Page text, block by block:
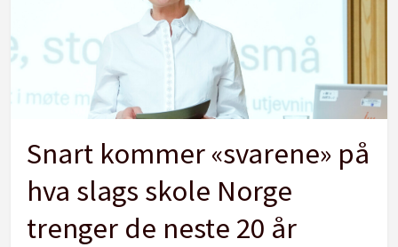
Snart kommer «svarene» på
hva slags skole Norge
trenger de neste 20 år